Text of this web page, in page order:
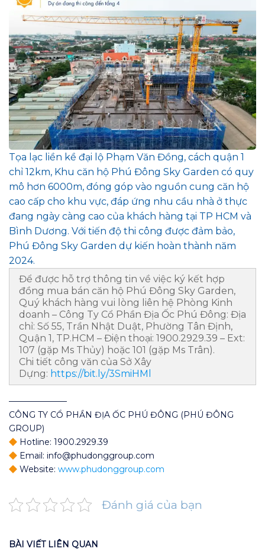
Tọa lạc liền kề đại lộ Phạm Văn Đồng, cách quận 1
chỉ 12km, Khu căn hộ Phú Đông Sky Garden có quy
mô hơn 6000m, đóng góp vào nguồn cung căn hộ
cao cấp cho khu vực, đáp ứng nhu cầu nhà ở thực
đang ngày càng cao của khách hàng tại TP HCM và
Bình Dương. Với tiến độ thi công được đảm bảo,
Phú Đông Sky Garden dự kiến hoàn thành năm
2024.
Để được hỗ trợ thông tin về việc ký kết hợp
đồng mua bán căn hộ Phú Đông Sky Garden,
Quý khách hàng vui lòng liên hệ Phòng Kinh
doanh – Công Ty Cổ Phần Địa Ốc Phú Đông: Địa
chỉ: Số 55, Trần Nhật Duật, Phường Tân Định,
Quận 1, TP.HCM – Điện thoại: 1900.2929.39 – Ext:
107 (gặp Ms Thủy) hoặc 101 (gặp Ms Trân).
Chi tiết công văn của Sở Xây
Dựng: https://bit.ly/3SmiHMl
———————
CÔNG TY CỔ PHẦN ĐỊA ỐC PHÚ ĐÔNG (PHÚ ĐÔNG
GROUP)
Hotline: 1900.2929.39
Email: info@phudonggroup.com
Website: www.phudonggroup.com
Đánh giá của bạn
BÀI VIẾT LIÊN QUAN